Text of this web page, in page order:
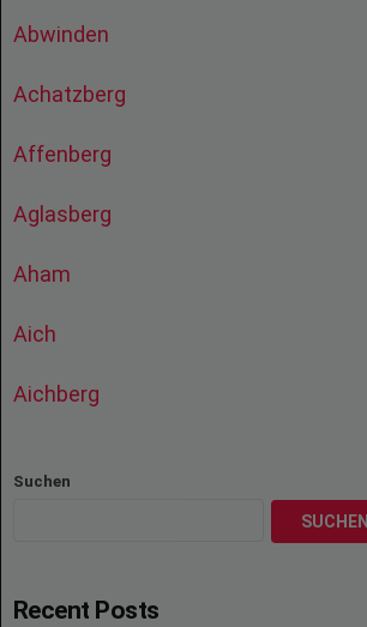
Abwinden
Achatzberg
Affenberg
Aglasberg
Aham
Aich
Aichberg
Suchen
SUCHEN
Recent Posts